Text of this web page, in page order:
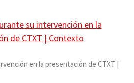
en la presentación de CTXT |